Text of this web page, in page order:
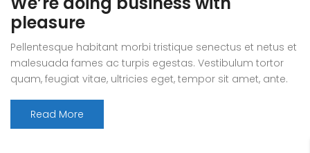
pleasure
Pellentesque habitant morbi tristique senectus et netus et
malesuada fames ac turpis egestas. Vestibulum tortor
quam, feugiat vitae, ultricies eget, tempor sit amet, ante.
ultricies mi vitae est. Mauris placerat eleifend leo. Quisque
sit amet est et sapien ullamcorper pharetra. Vestibulum
Read More